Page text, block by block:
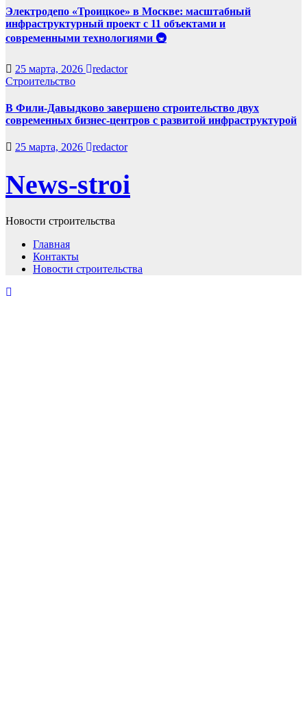
Электродепо «Троицкое» в Москве: масштабный
инфраструктурный проект с 11 объектами и
современными технологиями 🚇
25 марта, 2026
redactor
Строительство
В Фили-Давыдково завершено строительство двух
современных бизнес-центров с развитой инфраструктурой
25 марта, 2026 redactor
News-stroi
Новости строительства
Главная
Контакты
Новости строительства